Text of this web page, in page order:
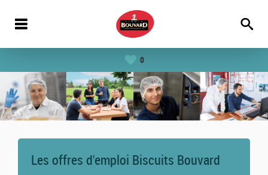
0
Les offres d'emploi Biscuits Bouvard